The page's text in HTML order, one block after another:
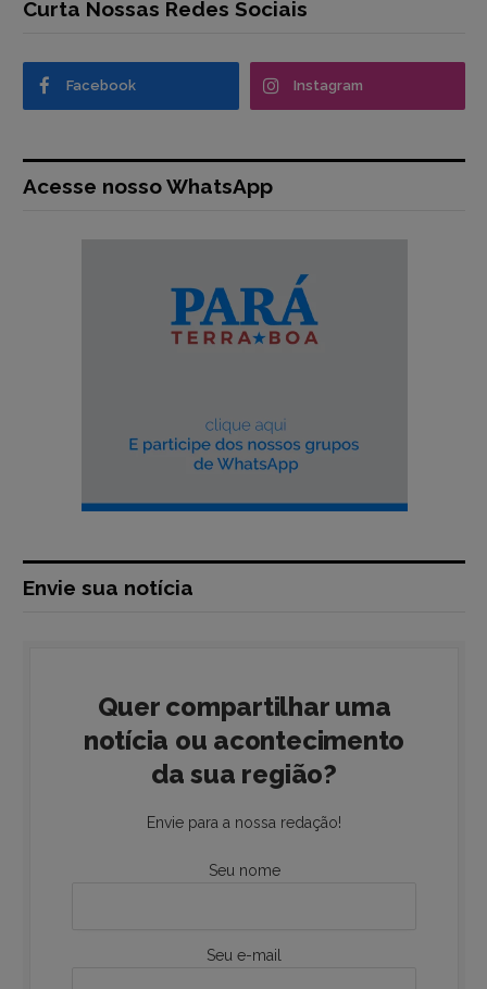
Curta Nossas Redes Sociais
Facebook Instagram
Acesse nosso WhatsApp
Envie sua notícia
Quer compartilhar uma
notícia ou acontecimento
da sua região?
Envie para a nossa redação!
Seu nome
Seu e-mail